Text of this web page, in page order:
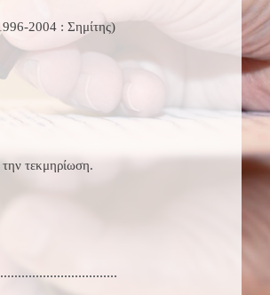
2004 : Σημίτης)
την τεκμηρίωση.